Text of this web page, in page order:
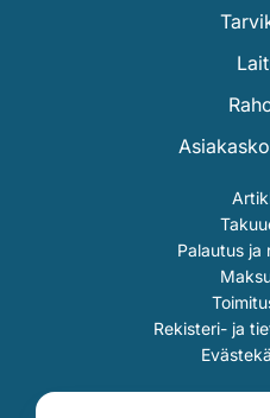
Palautus ja
Rekisteri- ja